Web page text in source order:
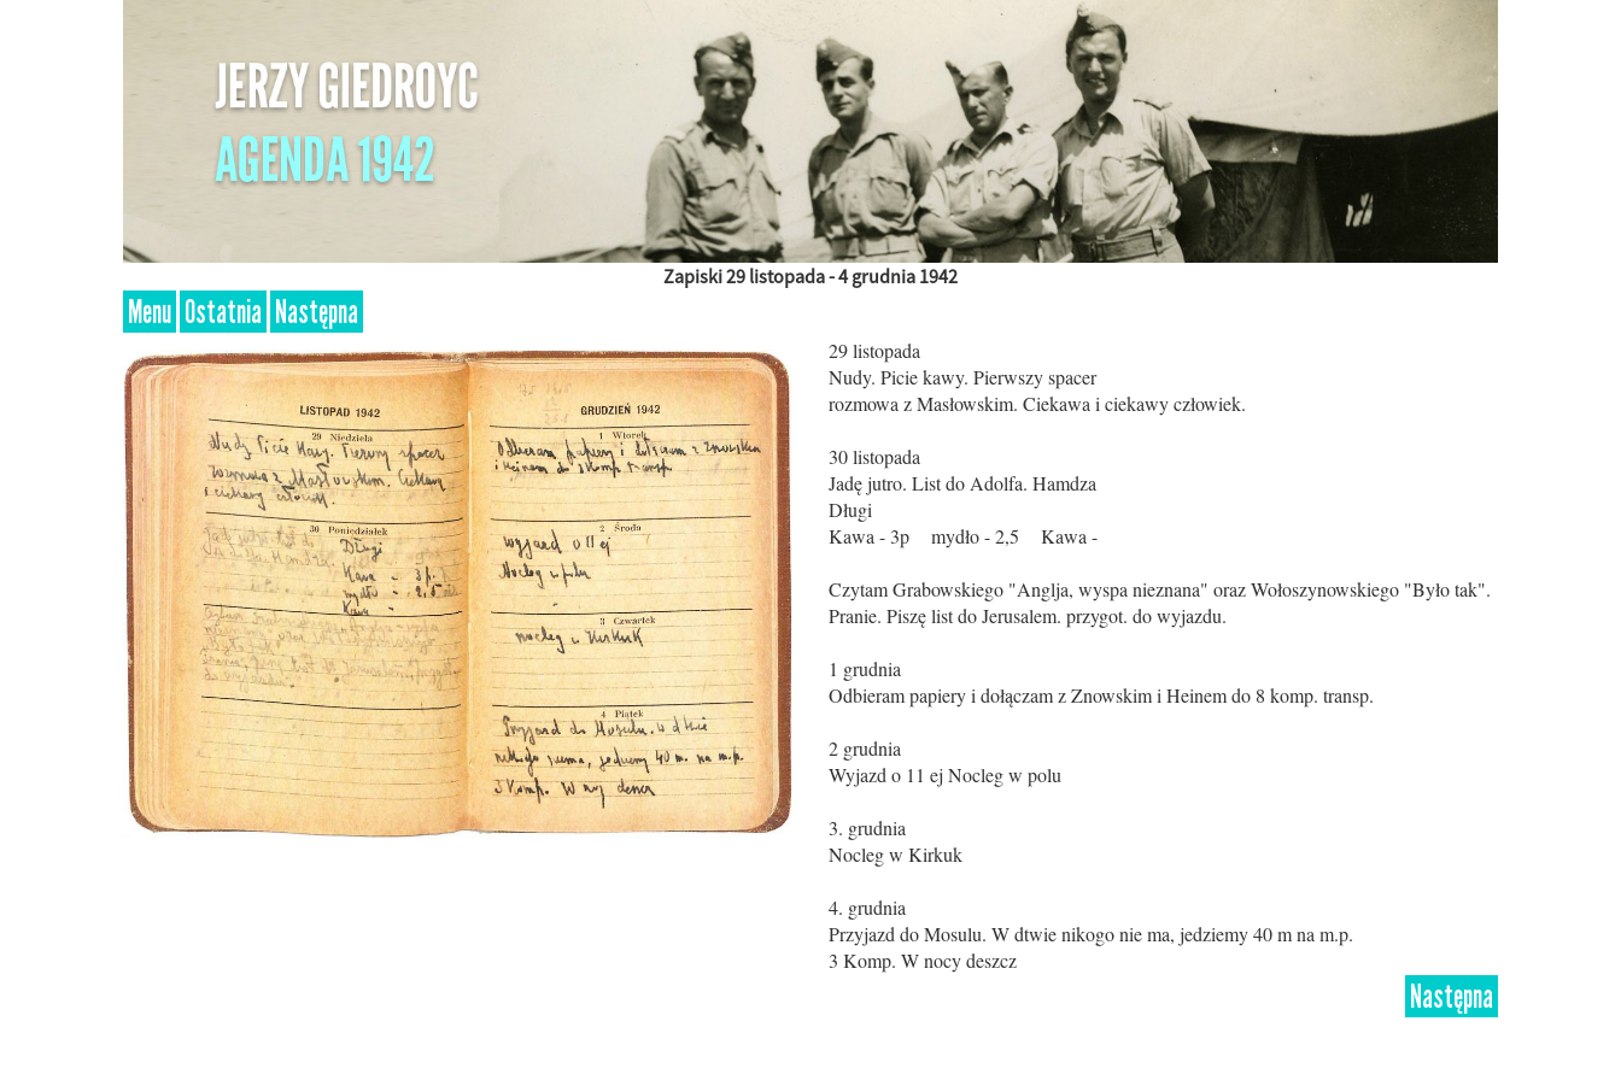
Zapiski 29 listopada - 4 grudnia 1942
Menu Ostatnia Następna
29 listopada
Nudy. Picie kawy. Pierwszy spacer
rozmowa z Masłowskim. Ciekawa i ciekawy człowiek.
30 listopada
Jadę jutro. List do Adolfa. Hamdza
Długi
Kawa - 3p mydło - 2,5 Kawa -
Czytam Grabowskiego "Anglja, wyspa nieznana" oraz Wołoszynowskiego "Było tak".
Pranie. Piszę list do Jerusalem. przygot. do wyjazdu.
1 grudnia
Odbieram papiery i dołączam z Znowskim i Heinem do 8 komp. transp.
2 grudnia
Wyjazd o 11 ej Nocleg w polu
3. grudnia
Nocleg w Kirkuk
4. grudnia
Przyjazd do Mosulu. W dtwie nikogo nie ma, jedziemy 40 m na m.p.
3 Komp. W nocy deszcz
Następna